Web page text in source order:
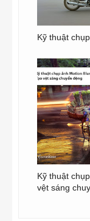
Kỹ thuật
Kỹ thuật
vệt sáng